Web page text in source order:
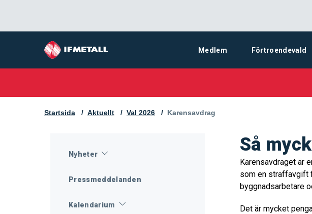
Medlem Förtroendevald
Startsida Aktuellt Val 2026 Aktuell sida:
Karensavdrag
Nyheter
Pressmeddelanden
Kalendarium
Så
Karensavdraget är
som en straffavgift
byggnadsarbetare
Det är mycket